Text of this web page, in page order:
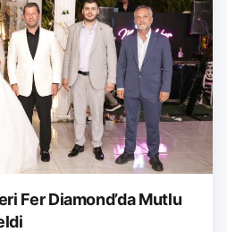
Fer Diamond’da Mutlu